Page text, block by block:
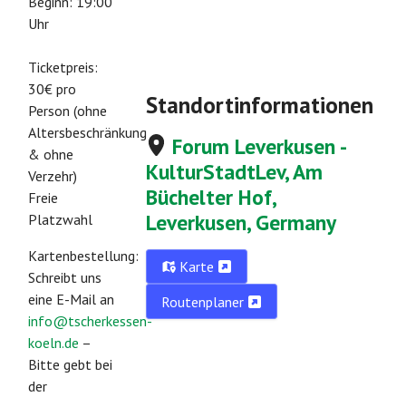
Uhr
Ticketpreis:
30€ pro
Person (ohne
Altersbeschränkung
& ohne
Verzehr)
Freie
Platzwahl
Kartenbestellung:
Schreibt uns
eine E-Mail an
info@tscherkessen-
koeln.de –
Bitte gebt bei
der
Standortinformationen
Forum Leverkusen -
KulturStadtLev, Am
Büchelter Hof,
Leverkusen, Germany
Karte
Routenplaner